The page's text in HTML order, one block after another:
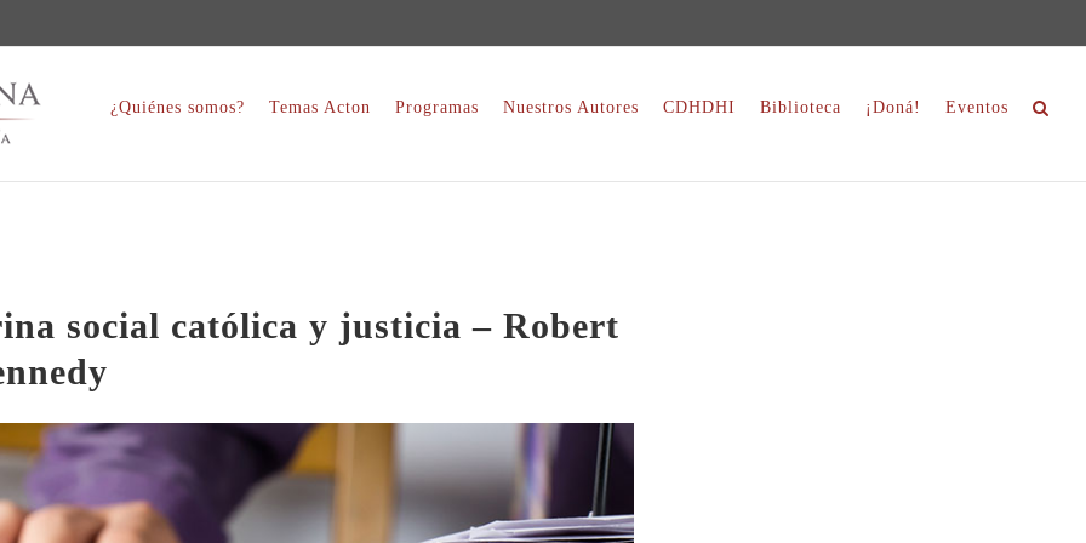
¿Quiénes somos? Temas Acton Programas Nuestros Autores CDHDHI Biblioteca ¡Doná! Eventos
social católica y justicia – Robert